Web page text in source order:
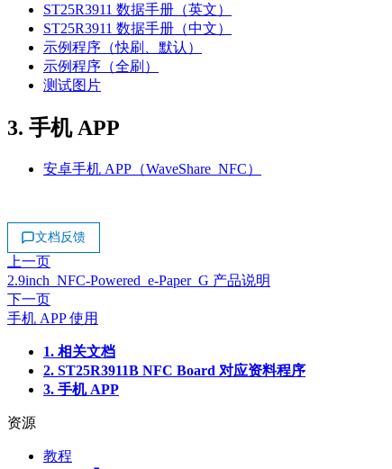
ST25R3911 数据手册（英文）
ST25R3911 数据手册（中文）
示例程序（快刷、默认）
示例程序（全刷）
测试图片
3. 手机 APP
安卓手机 APP（WaveShare_NFC）
文档反馈
上一页
2.9inch_NFC-Powered_e-Paper_G 产品说明
下一页
手机 APP 使用
1. 相关文档
2. ST25R3911B NFC Board 对应资料程序
3. 手机 APP
资源
教程